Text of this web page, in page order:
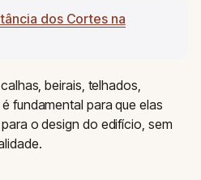
dos Cortes na
beirais, telhados,
fundamental para que elas
o design do edifício, sem